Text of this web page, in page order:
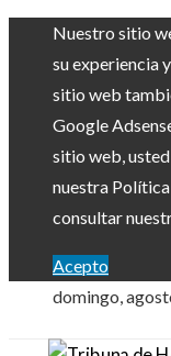
Nuestro sitio
su experiencia
sitio web
Google
sitio web,
nuestra
consultar
Acepto
domingo,